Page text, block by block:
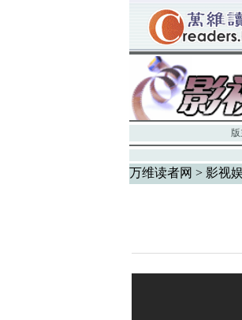
版
万维读者网 > 影视